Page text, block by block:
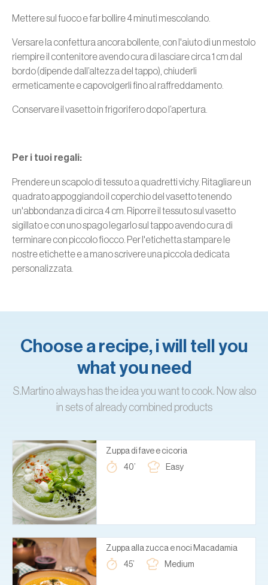
Mettere sul fuoco e far bollire 4 minuti mescolando.
Versare la confettura ancora bollente, con l'aiuto di un mestolo
riempire il contenitore avendo cura di lasciare circa 1 cm dal
bordo (dipende dall’altezza del tappo), chiuderli
ermeticamente e capovolgerli fino al raffreddamento.
Conservare il vasetto in frigorifero dopo l’apertura.
Per i tuoi regali:
Prendere un scapolo di tessuto a quadretti vichy. Ritagliare un
quadrato appoggiando il coperchio del vasetto tenendo
un'abbondanza di circa 4 cm. Riporre il tessuto sul vasetto
sigillato e con uno spago legarlo sul tappo avendo cura di
terminare con piccolo fiocco. Per l'etichetta stampare le
nostre etichette e a mano scrivere una piccola dedicata
personalizzata.
Choose a recipe, i will tell you
what you need
S.Martino always has the idea you want to cook. Now also
in sets of already combined products
Zuppa di fave e cicoria
40’
Easy
Zuppa alla zucca e noci Macadamia
45’
Medium